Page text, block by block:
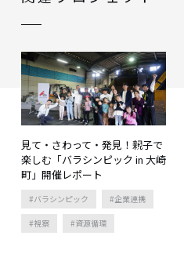
見て・さわって・発見！親子で
楽しむ「バラシンピック in 大崎
町」開催レポート
バラシンピック 企業連携
視察 資源循環